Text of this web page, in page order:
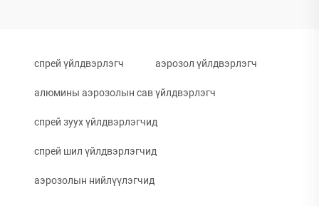
спрей үйлдвэрлэгч аэрозол үйлдвэрлэгч
алюмины аэрозолын сав үйлдвэрлэгч
спрей зуух үйлдвэрлэгчид
спрей шил үйлдвэрлэгчид
аэрозолын нийлүүлэгчид